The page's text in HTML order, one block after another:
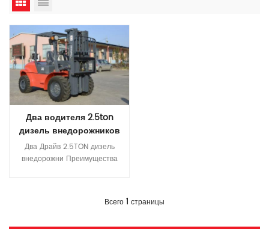
Два водителя 2.5ton
дизель внедорожников
все местность грубая
местность вилочная
Два Драйв 2.5TON дизель
внедорожни Преимущества
Шасси высок. 3. 2,5 тоннаВсего 1 страницы